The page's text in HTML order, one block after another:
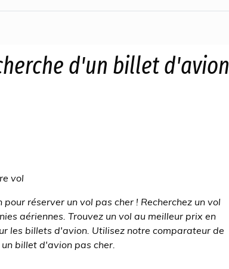
d'un billet d'avion
vol
réserver un vol pas cher ! Recherchez un vol
aériennes. Trouvez un vol au meilleur prix en
les billets d'avion. Utilisez notre comparateur de
billet d'avion pas cher.